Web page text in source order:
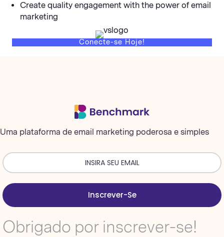
Create quality engagement with the power of email
marketing
Conecte-se Hoje!
Uma plataforma de email marketing poderosa e simples
Inscrever-Se
Obrigado por inscrever-se!